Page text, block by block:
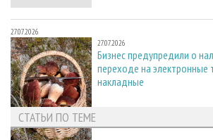
27.07.2026
27.07.2026
Бизнес предупредили о
переходе на электронные
накладные
СТАТЬИ ПО ТЕМЕ